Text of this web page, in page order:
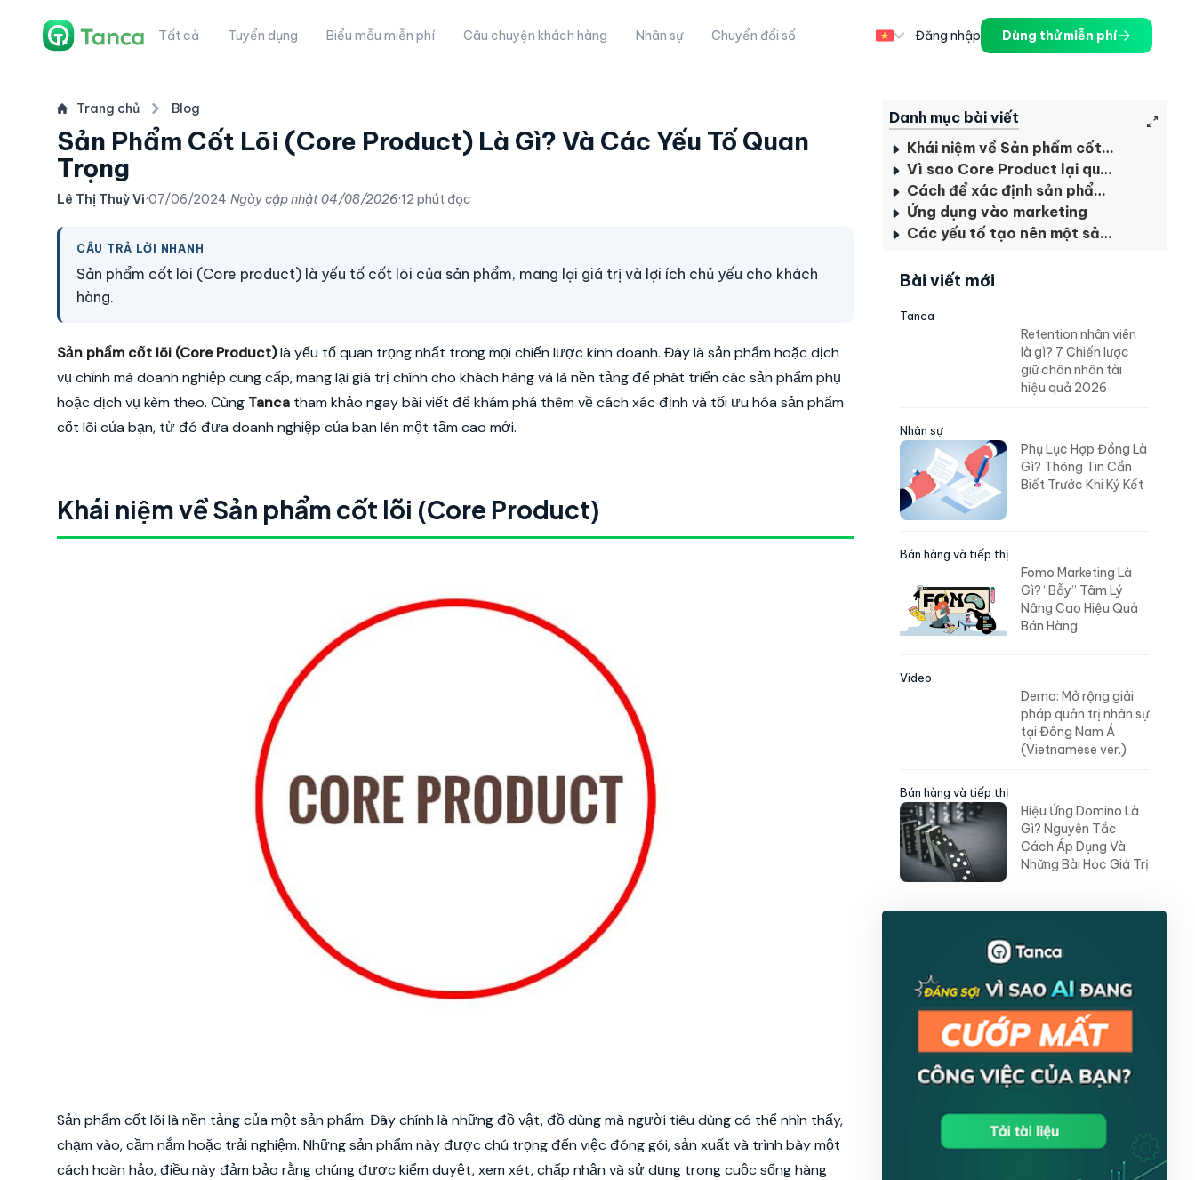
Tất cả Tuyển dụng Biểu mẫu miễn phí Câu chuyện khách hàng Nhân sự Chuyển đổi số Đăng nhập Dùng thử miễn phí
Trang chủ Blog
Sản Phẩm Cốt Lõi (Core Product) Là Gì? Và Các Yếu Tố Quan
Trọng
Lê Thị Thuỳ Vi·07/06/2024·Ngày cập nhật04/08/2026·12 phút đọc
CÂU TRẢ LỜI NHANH
Sản phẩm cốt lõi (Core product) là yếu tố cốt lõi của sản phẩm, mang lại giá trị và lợi ích chủ yếu cho khách
hàng.
Sản phẩm cốt lõi (Core Product)là yếu tố quan trọng nhất trong mọi chiến lược kinh doanh. Đây là sản phẩm hoặc dịch
vụ chính mà doanh nghiệp cung cấp, mang lại giá trị chính cho khách hàng và là nền tảng để phát triển các sản phẩm phụ
hoặc dịch vụ kèm theo. Cùng Tanca tham khảo ngay bài viết để khám phá thêm về cách xác định và tối ưu hóa sản phẩm
cốt lõi của bạn, từ đó đưa doanh nghiệp của bạn lên một tầm cao mới.
Khái niệm về Sản phẩm cốt lõi (Core Product)
Sản phẩm cốt lõi là nền tảng của một sản phẩm. Đây chính là những đồ vật, đồ dùng mà người tiêu dùng có thể nhìn thấy,
chạm vào, cầm nắm hoặc trải nghiệm. Những sản phẩm này được chú trọng đến việc đóng gói, sản xuất và trình bày một
cách hoàn hảo, điều này đảm bảo rằng chúng được kiểm duyệt, xem xét, chấp nhận và sử dụng trong cuộc sống hàng
Danh mục bài viết
Khái niệm về Sản phẩm cốt lõi (Core Product)
Vì sao Core Product lại quan trọng với doanh nghiệp
Cách để xác định sản phẩm cốt lõi
Ứng dụng vào marketing
Các yếu tố tạo nên một sản phẩm cốt lõi mạnh mẽ
Bài viết mới
Tanca
Retention nhân viên
là gì? 7 Chiến lược
giữ chân nhân tài
hiệu quả 2026
Nhân sự
Phụ Lục Hợp Đồng Là
Gì? Thông Tin Cần
Biết Trước Khi Ký Kết
Bán hàng và tiếp thị
Fomo Marketing Là
Gì? “Bẫy” Tâm Lý
Nâng Cao Hiệu Quả
Bán Hàng
Video
Demo: Mở rộng giải
pháp quản trị nhân sự
tại Đông Nam Á
(Vietnamese ver.)
Bán hàng và tiếp thị
Hiệu Ứng Domino Là
Gì? Nguyên Tắc,
Cách Áp Dụng Và
Những Bài Học Giá Trị